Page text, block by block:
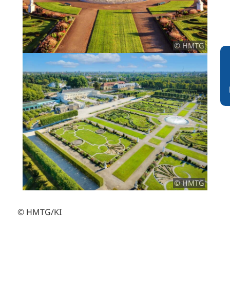
© HMTG
© HMTG
© HMTG/KI